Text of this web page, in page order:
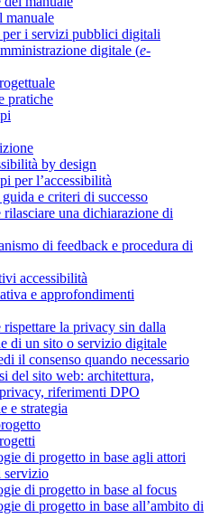
manuale
i servizi pubblici digitali
digitale (e-
pratiche
by design
per l’accessibilità
e criteri di successo
rilasciare una dichiarazione di
di feedback e procedura di
accessibilità
e approfondimenti
rispettare la privacy sin dalla
di un sito o servizio digitale
il consenso quando necessario
del sito web: architettura,
riferimenti DPO
e strategia
di progetto in base agli attori
servizio
di progetto in base al focus
di progetto in base all’ambito di